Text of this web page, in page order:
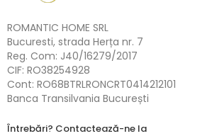
ROMANTIC HOME SRL
Bucuresti, strada Herța nr. 7
Reg. Com: J40/16279/2017
CIF: RO38254928
Cont: RO68BTRLRONCRT0414212101
Banca Transilvania București
Întrebări? Contactează-ne la